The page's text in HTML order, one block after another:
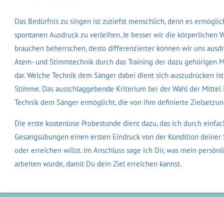
Das Bedürfnis zu singen ist zutiefst menschlich, denn es
spontanen Ausdruck zu verleihen. Je besser wir die körperlichen
brauchen beherrschen, desto differenzierter können wir uns
Atem- und Stimmtechnik durch das Training der dazu
dar. Welche Technik dem Sänger dabei dient sich auszudrücken
Stimme. Das ausschlaggebende Kriterium bei der Wahl der
Technik dem Sänger ermöglicht, die von ihm definierte
Die erste kostenlose Probestunde dient dazu, das ich durch
Gesangsübungen einen ersten Eindruck von der Kondition
oder erreichen willst. Im Anschluss sage ich Dir, was mein
arbeiten würde, damit Du dein Ziel erreichen kannst.